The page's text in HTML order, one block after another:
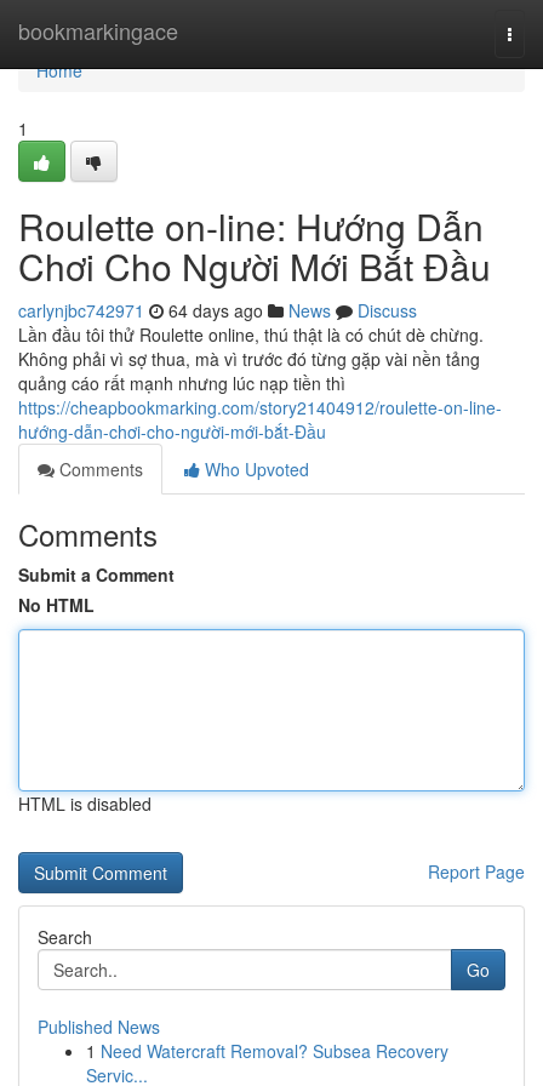
bookmarkingace
Home
Home
1
Roulette on-line: Hướng Dẫn
Chơi Cho Người Mới Bắt Đầu
carlynjbc742971 64 days ago News
Discuss
Lần đầu tôi thử Roulette online, thú thật là có chút dè chừng.
Không phải vì sợ thua, mà vì trước đó từng gặp vài nền tảng
quảng cáo rất mạnh nhưng lúc nạp tiền thì
https://cheapbookmarking.com/story21404912/roulette-on-line-
hướng-dẫn-chơi-cho-người-mới-bắt-Đầu
Comments
Who Upvoted
Comments
Submit a Comment
No HTML
HTML is disabled
Report Page
Search
Go
Published News
1 Need Watercraft Removal? Subsea Recovery
Servic...